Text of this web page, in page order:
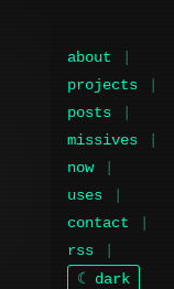
about
projects
posts
missives
now
uses
contact
rss
☾ dark